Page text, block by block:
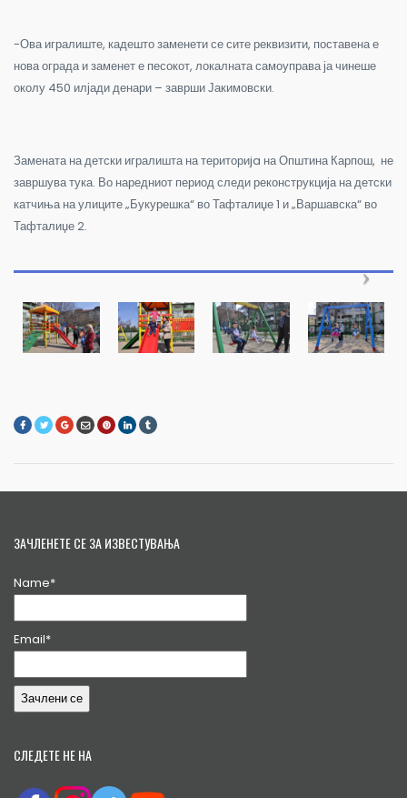
-Ова игралиште, кадешто заменети се сите реквизити, поставена е
нова ограда и заменет е песокот, локалната самоуправа ја чинеше
околу 450 илјади денари – заврши Јакимовски.
Замената на детски игралишта на териториja на Општина Карпош, не
завршува тука. Во наредниот период следи реконструкција на детски
катчиња на улиците „Букурешка“ во Тафталиџе 1 и „Варшавска“ во
Тафталиџе 2.
ЗАЧЛЕНЕТЕ СЕ ЗА ИЗВЕСТУВАЊА
Name*
Email*
СЛЕДЕТЕ НЕ НА